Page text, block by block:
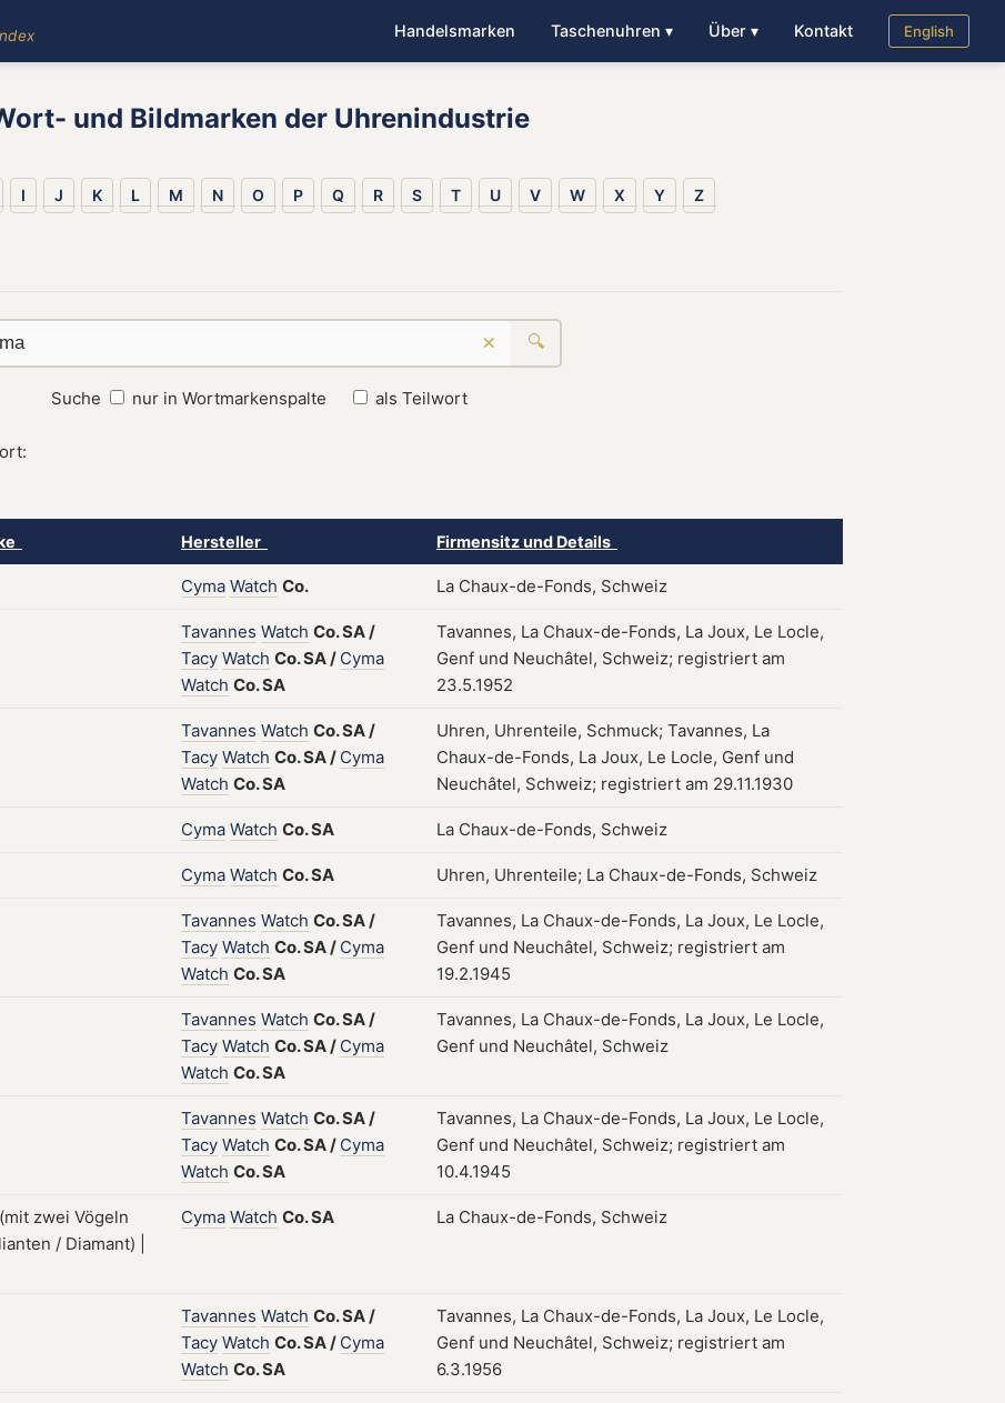
Handelsmarken Taschenuhren ▾ Über ▾ Kontakt English
und Bildmarken der Uhrenindustrie
I J K L M N O P Q R S T U V W X Y Z
× 🔍
Suche nur in Wortmarkenspalte als Teilwort
Hersteller Firmensitz und Details
Cyma Watch Co. La Chaux-de-Fonds, Schweiz
Tavannes Watch Co.SA/
Tacy Watch Co.SA/ Cyma
Watch Co.SA
Tavannes, La Chaux-de-Fonds, La Joux, Le Locle,
Genf und Neuchâtel, Schweiz; registriert am
23.5.1952
Tavannes Watch Co.SA/
Tacy Watch Co.SA/ Cyma
Watch Co.SA
Uhren, Uhrenteile, Schmuck; Tavannes, La
Chaux-de-Fonds, La Joux, Le Locle, Genf und
Neuchâtel, Schweiz; registriert am 29.11.1930
Cyma Watch Co.SA La Chaux-de-Fonds, Schweiz
Cyma Watch Co.SA Uhren, Uhrenteile; La Chaux-de-Fonds, Schweiz
Tavannes Watch Co.SA/
Tacy Watch Co.SA/ Cyma
Watch Co.SA
Tavannes, La Chaux-de-Fonds, La Joux, Le Locle,
Genf und Neuchâtel, Schweiz; registriert am
19.2.1945
Tavannes Watch Co.SA/
Tacy Watch Co.SA/ Cyma
Watch Co.SA
Tavannes, La Chaux-de-Fonds, La Joux, Le Locle,
Genf und Neuchâtel, Schweiz
Tavannes Watch Co.SA/
Tacy Watch Co.SA/ Cyma
Watch Co.SA
Tavannes, La Chaux-de-Fonds, La Joux, Le Locle,
Genf und Neuchâtel, Schweiz; registriert am
10.4.1945
Cyma Watch Co.SA La Chaux-de-Fonds, Schweiz
Tavannes Watch Co.SA/
Tacy Watch Co.SA/ Cyma
Watch Co.SA
Tavannes, La Chaux-de-Fonds, La Joux, Le Locle,
Genf und Neuchâtel, Schweiz; registriert am
6.3.1956